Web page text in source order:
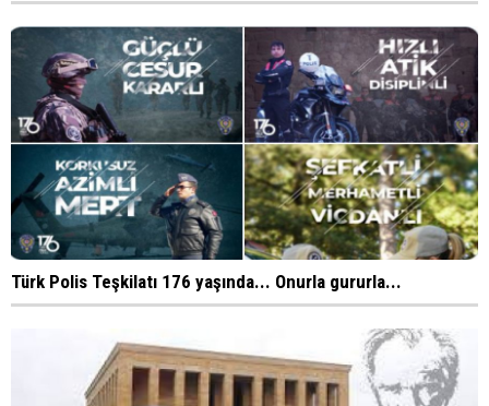
Türk Polis Teşkilatı 176 yaşında... Onurla gururla...